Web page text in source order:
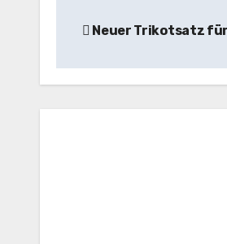
Neuer Trikotsatz